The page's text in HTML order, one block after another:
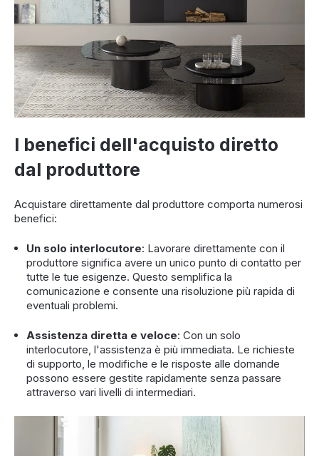
I benefici dell'acquisto diretto
dal produttore
Acquistare direttamente dal produttore comporta numerosi
benefici:
Un solo interlocutore: Lavorare direttamente con il
produttore significa avere un unico punto di contatto per
tutte le tue esigenze. Questo semplifica la
comunicazione e consente una risoluzione più rapida di
eventuali problemi.
Assistenza diretta e veloce: Con un solo
interlocutore, l'assistenza è più immediata. Le richieste
di supporto, le modifiche e le risposte alle domande
possono essere gestite rapidamente senza passare
attraverso vari livelli di intermediari.